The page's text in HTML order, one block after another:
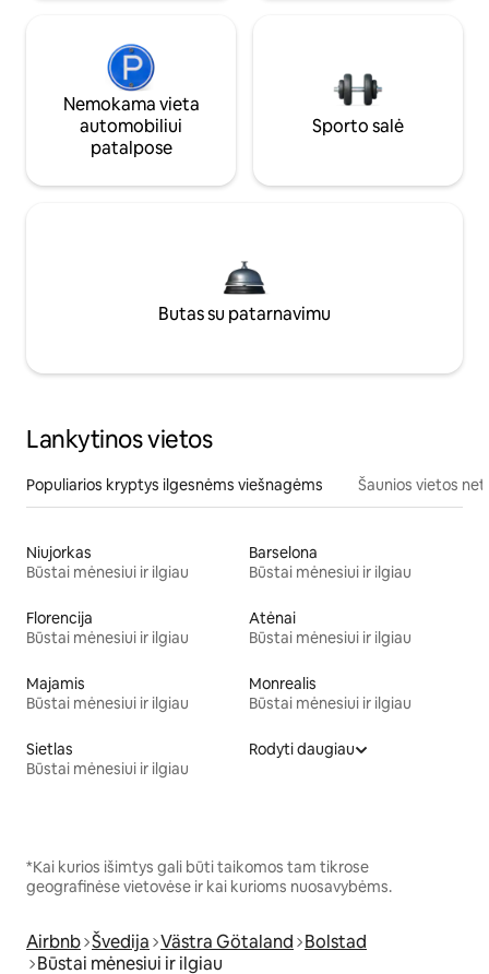
Nemokama vieta
automobiliui
patalpose
Sporto salė
Butas su patarnavimu
Lankytinos vietos
Populiarios kryptys ilgesnėms viešnagėms Šaunios vietos
Niujorkas
Būstai mėnesiui ir ilgiau
Barselona
Būstai mėnesiui ir ilgiau
Florencija
Būstai mėnesiui ir ilgiau
Atėnai
Būstai mėnesiui ir ilgiau
Majamis
Būstai mėnesiui ir ilgiau
Monrealis
Būstai mėnesiui ir ilgiau
Sietlas
Būstai mėnesiui ir ilgiau
Rodyti daugiau
*Kai kurios išimtys gali būti taikomos tam tikrose
geografinėse vietovėse ir kai kurioms nuosavybėms.
Airbnb Švedija Västra Götaland Bolstad
Būstai mėnesiui ir ilgiau